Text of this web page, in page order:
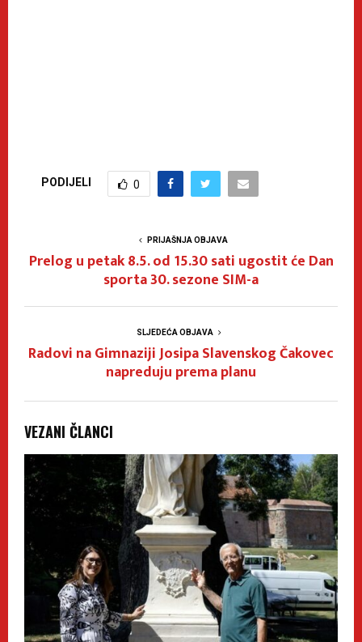
PODIJELI 0
PRIJAŠNJA OBJAVA
Prelog u petak 8.5. od 15.30 sati ugostit će Dan
sporta 30. sezone SIM-a
SLJEDEĆA OBJAVA
Radovi na Gimnaziji Josipa Slavenskog Čakovec
napreduju prema planu
VEZANI ČLANCI